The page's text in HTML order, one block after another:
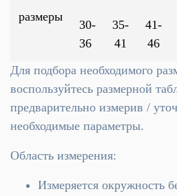
размеры
30-
36
35-
41
41-
46
Для подбора необходимого
воспользуйтесь размерной
предварительно измерив /
необходимые параметры.
Область измерения:
Измеряется окружность